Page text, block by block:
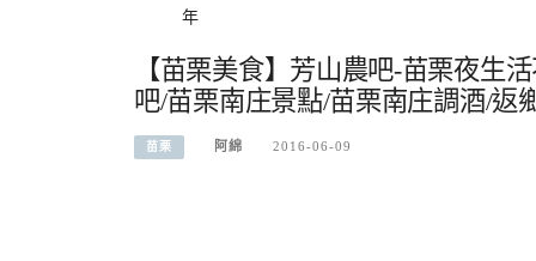
年
【苗栗美食】芳山農吧-苗栗夜生
吧/苗栗南庄景點/苗栗南庄調酒/返
苗栗 阿綿 2016-06-09